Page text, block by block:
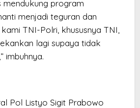
mendukung program
menjadi teguran dan
TNI-Polri, khususnya TNI,
lagi supaya tidak
imbuhnya.
Pol Listyo Sigit Prabowo